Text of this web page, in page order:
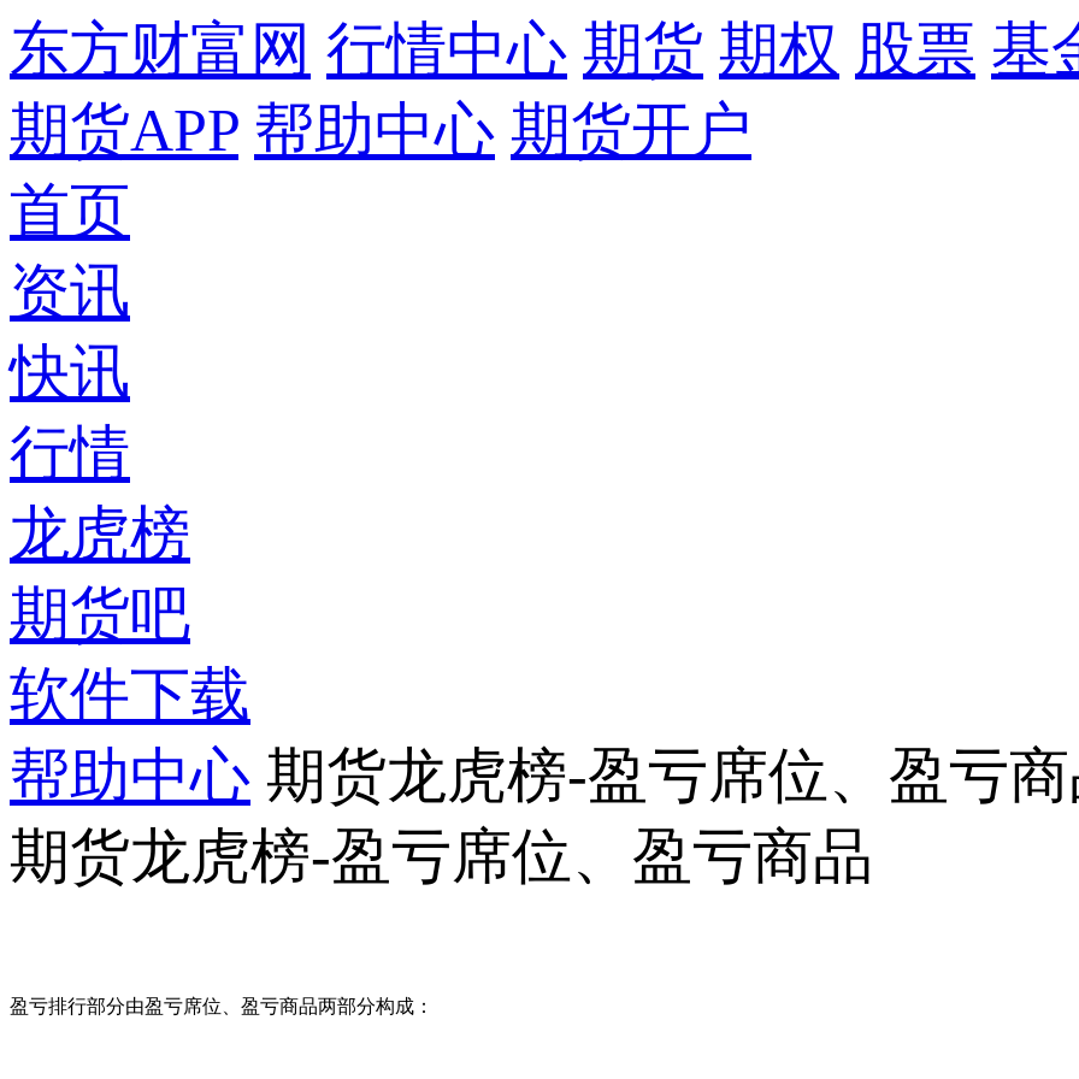
东方财富网 行情中心 期货 期权 股票 基
期货APP 帮助中心 期货开户
首页
资讯
快讯
行情
龙虎榜
期货吧
软件下载
帮助中心 期货龙虎榜-盈亏席位、盈亏
期货龙虎榜-盈亏席位、盈亏商品
盈亏排行部分由盈亏席位、盈亏商品两部分构成：